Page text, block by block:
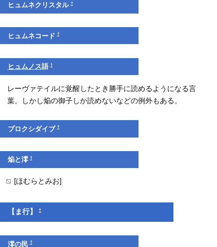
ヒュムネクリスタル†
ヒュムネコード†
ヒュムノス語†
レーヴァテイルに覚醒したとき勝手に読めるようになる言
葉。しかし焔の御子しか読めないなどの例外もある。
プロクシダイブ†
焔と澪†
[ほむらとみお]
【ま行】†
澪の民†